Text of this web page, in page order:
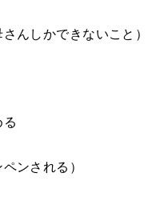
んしかできないこと）
る
ンされる）